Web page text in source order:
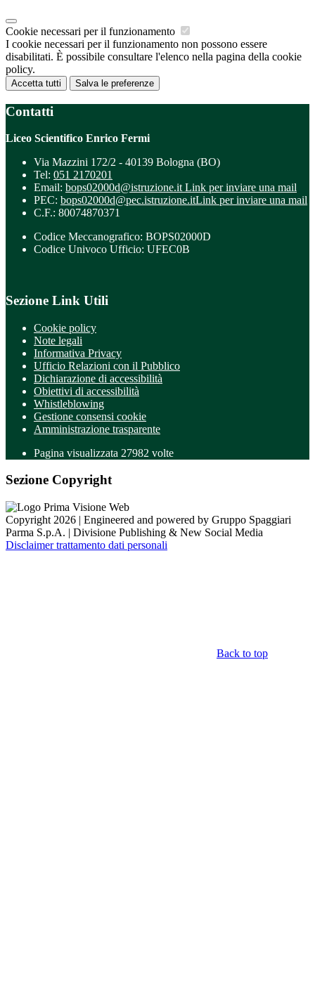
Cookie necessari per il funzionamento
I cookie necessari per il funzionamento non possono essere
disabilitati. È possibile consultare l'elenco nella pagina della cookie
policy.
Accetta tutti Salva le preferenze
Contatti
Liceo Scientifico Enrico Fermi
Via Mazzini 172/2 - 40139 Bologna (BO)
Tel: 051 2170201
Email: bops02000d@istruzione.it Link per inviare una mail
PEC: bops02000d@pec.istruzione.itLink per inviare una mail
C.F.: 80074870371
Codice Meccanografico: BOPS02000D
Codice Univoco Ufficio: UFEC0B
Sezione Link Utili
Cookie policy
Note legali
Informativa Privacy
Ufficio Relazioni con il Pubblico
Dichiarazione di accessibilità
Obiettivi di accessibilità
Whistleblowing
Gestione consensi cookie
Amministrazione trasparente
Pagina visualizzata 27982 volte
Sezione Copyright
Copyright 2026 | Engineered and powered by Gruppo Spaggiari
Parma S.p.A. | Divisione Publishing & New Social Media
Disclaimer trattamento dati personali
Back to top